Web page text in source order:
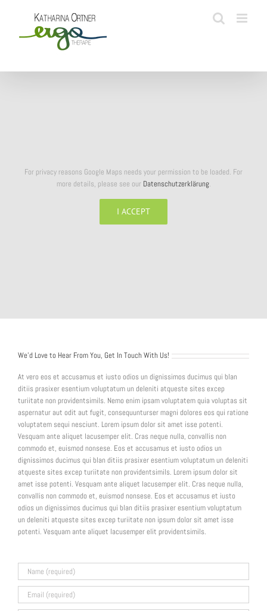
For privacy reasons Google Maps needs your permission to be loaded. For
more details, please see our Datenschutzerklärung.
I ACCEPT
We’d Love to Hear From You, Get In Touch With Us!
At vero eos et accusamus et iusto odios un dignissimos ducimus qui blan
ditiis prasixer esentium voluptatum un deleniti atqueste sites excep
turiitate non providentsimils. Nemo enim ipsam voluptatem quia voluptas sit
aspernatur aut odit aut fugit, consequunturser magni dolores eos qui ratione
voluptatem sequi nesciunt. Lorem ipsum dolor sit amet isse potenti.
Vesquam ante aliquet lacusemper elit. Cras neque nulla, convallis non
commodo et, euismod nonsese. Eos et accusamus et iusto odios un
dignissimos ducimus qui blan ditiis prasixer esentium voluptatum un deleniti
atqueste sites excep turiitate non providentsimils. Lorem ipsum dolor sit
amet isse potenti. Vesquam ante aliquet lacusemper elit. Cras neque nulla,
convallis non commodo et, euismod nonsese. Eos et accusamus et iusto
odios un dignissimos ducimus qui blan ditiis prasixer esentium voluptatum
un deleniti atqueste sites excep turiitate non ipsum dolor sit amet isse
potenti. Vesquam ante aliquet lacusemper elit providentsimils.